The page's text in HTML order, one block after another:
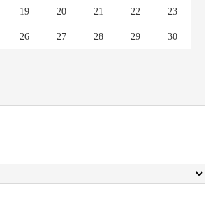
19 20 21 22 23
26 27 28 29 30